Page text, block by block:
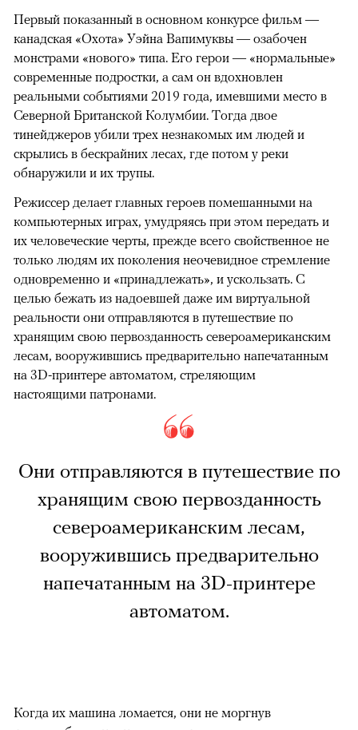
Первый показанный в основном конкурсе фильм —
канадская «Охота» Уэйна Вапимуквы — озабочен
монстрами «нового» типа. Его герои — «нормальные»
современные подростки, а сам он вдохновлен
реальными событиями 2019 года, имевшими место в
Северной Британской Колумбии. Тогда двое
тинейджеров убили трех незнакомых им людей и
скрылись в бескрайних лесах, где потом у реки
обнаружили и их трупы.
Режиссер делает главных героев помешанными на
компьютерных играх, умудряясь при этом передать и
их человеческие черты, прежде всего свойственное не
только людям их поколения неочевидное стремление
одновременно и «принадлежать», и ускользать. С
целью бежать из надоевшей даже им виртуальной
реальности они отправляются в путешествие по
хранящим свою первозданность североамериканским
лесам, вооружившись предварительно напечатанным
на 3D-принтере автоматом, стреляющим
настоящими патронами.
Они отправляются в путешествие по
хранящим свою первозданность
североамериканским лесам,
вооружившись предварительно
напечатанным на 3D-принтере
автоматом.
Когда их машина ломается, они не моргнув